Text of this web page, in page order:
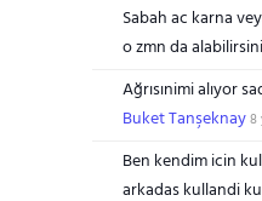
Sabah ac karna
o zmn da
Ağrısınimi alıyor
Buket Tanşeknay8
Ben kendim icin
arkadas kullandi